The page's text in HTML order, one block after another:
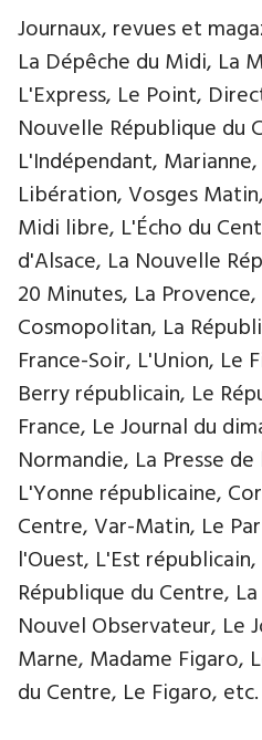
Journaux, revues et
La Dépêche du Midi, La
L'Express, Le Point,
Nouvelle République du
L'Indépendant,
Libération, Vosges
Midi libre, L'Écho du
d'Alsace, La Nouvelle
20 Minutes, La
Cosmopolitan, La
France-Soir, L'Union, Le
Berry républicain, Le
France, Le Journal du
Normandie, La Presse
L'Yonne républicaine,
Centre, Var-Matin, Le
l'Ouest, L'Est
République du Centre,
Nouvel Observateur, Le
Marne, Madame Figaro,
du Centre, Le Figaro, etc.